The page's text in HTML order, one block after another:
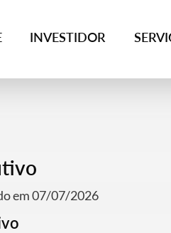
INVESTIDOR
em 07/07/2026